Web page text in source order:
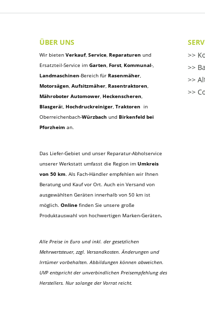
ÜBER UNS
Wir bieten Verkauf, Service, Reparaturen und
Ersatzteil-Service im Garten, Forst, Kommunal-,
Landmaschinen-Bereich für Rasenmäher,
Motorsägen, Aufsitzmäher, Rasentraktoren,
Mähroboter Automower, Heckenscheren,
Blasgerät, Hochdruckreiniger, Traktoren in
Oberreichenbach-Würzbach und Birkenfeld bei
Pforzheim an.
Das Liefer-Gebiet und unser Reparatur-Abholservice
unserer Werkstatt umfasst die Region im Umkreis
von 50 km. Als Fach-Händler empfehlen wir Ihnen
Beratung und Kauf vor Ort. Auch ein Versand von
ausgewählten Geräten innerhalb von 50 km ist
möglich. Online finden Sie unsere große
Produktauswahl von hochwertigen Marken-Geräten.
Alle Preise in Euro und inkl. der gesetzlichen
Mehrwertsteuer, zzgl. Versandkosten. Änderungen und
Irrtümer vorbehalten. Abbildungen können abweichen.
UVP entspricht der unverbindlichen Preisempfehlung des
Herstellers. Nur solange der Vorrat reicht.